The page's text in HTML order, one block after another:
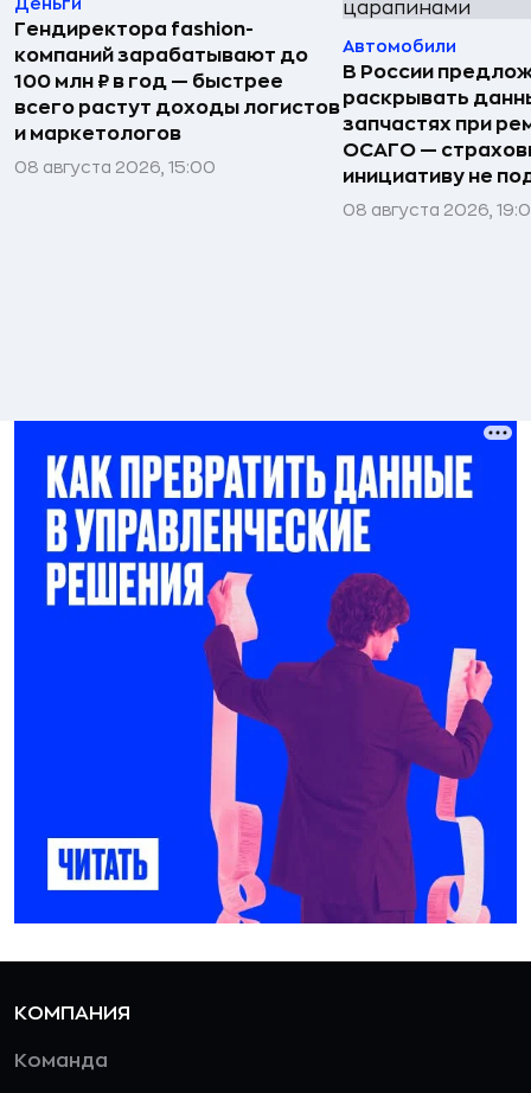
Гендиректора fashion-
компаний зарабатывают до
100 млн ₽ в год — быстрее
всего растут доходы логистов
и маркетологов
08 августа 2026, 15:00
Автомобили
В России
раскрывать
запчастях при
ОСАГО —
инициативу не
08 августа 2026,
КОМПАНИЯ
Команда